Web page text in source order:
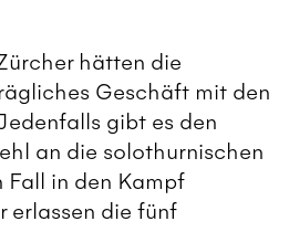
hätten die
Geschäft mit den
gibt es den
an die solothurnischen
Fall in den Kampf
erlassen die fünf